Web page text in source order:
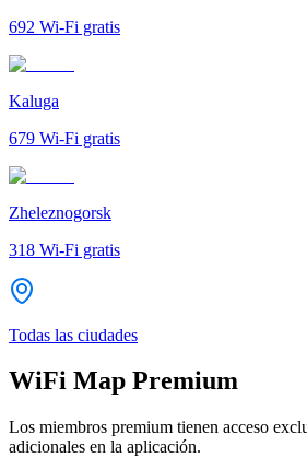
692 Wi-Fi gratis
Kaluga
679 Wi-Fi gratis
Zheleznogorsk
318 Wi-Fi gratis
Todas las ciudades
WiFi Map Premium
Los miembros premium tienen acceso
adicionales en la aplicación.